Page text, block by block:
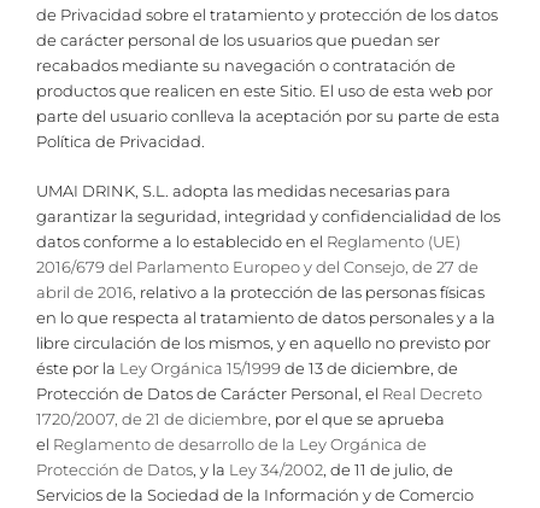
de Privacidad sobre el tratamiento y protección de los datos
de carácter personal de los usuarios que puedan ser
recabados mediante su navegación o contratación de
productos que realicen en este Sitio. El uso de esta web por
parte del usuario conlleva la aceptación por su parte de esta
Política de Privacidad.
UMAI DRINK, S.L. adopta las medidas necesarias para
garantizar la seguridad, integridad y confidencialidad de los
datos conforme a lo establecido en el Reglamento (UE)
2016/679 del Parlamento Europeo y del Consejo, de 27 de
abril de 2016 , relativo a la protección de las personas físicas
en lo que respecta al tratamiento de datos personales y a la
libre circulación de los mismos, y en aquello no previsto por
éste por la Ley Orgánica 15/1999 de 13 de diciembre, de
Protección de Datos de Carácter Personal, el Real Decreto
1720/2007, de 21 de diciembre , por el que se aprueba
el Reglamento de desarrollo de la Ley Orgánica de
Protección de Datos , y la Ley 34/2002 , de 11 de julio, de
Servicios de la Sociedad de la Información y de Comercio